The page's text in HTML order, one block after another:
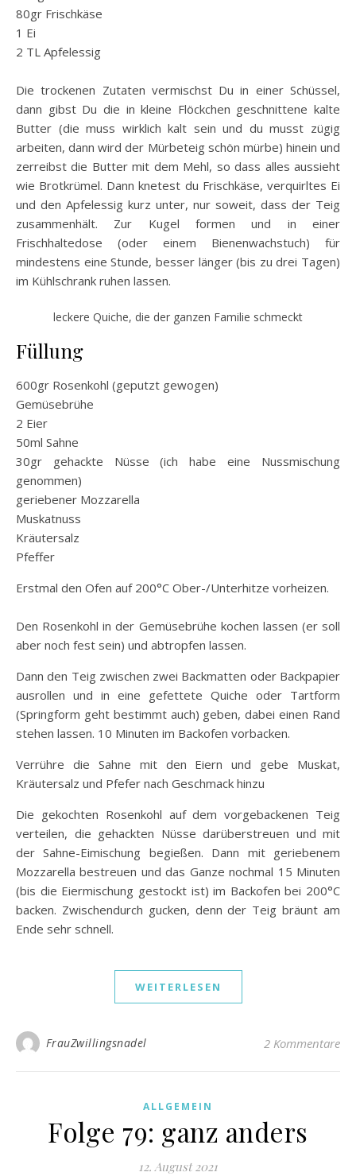
80gr Frischkäse
1 Ei
2 TL Apfelessig
Die trockenen Zutaten vermischst Du in einer Schüssel,
dann gibst Du die in kleine Flöckchen geschnittene kalte
Butter (die muss wirklich kalt sein und du musst zügig
arbeiten, dann wird der Mürbeteig schön mürbe) hinein und
zerreibst die Butter mit dem Mehl, so dass alles aussieht
wie Brotkrümel. Dann knetest du Frischkäse, verquirltes Ei
und den Apfelessig kurz unter, nur soweit, dass der Teig
zusammenhält. Zur Kugel formen und in einer
Frischhaltedose (oder einem Bienenwachstuch) für
mindestens eine Stunde, besser länger (bis zu drei Tagen)
im Kühlschrank ruhen lassen.
leckere Quiche, die der ganzen Familie schmeckt
Füllung
600gr Rosenkohl (geputzt gewogen)
Gemüsebrühe
2 Eier
50ml Sahne
30gr gehackte Nüsse (ich habe eine Nussmischung
genommen)
geriebener Mozzarella
Muskatnuss
Kräutersalz
Pfeffer
Erstmal den Ofen auf 200°C Ober-/Unterhitze vorheizen.
Den Rosenkohl in der Gemüsebrühe kochen lassen (er soll
aber noch fest sein) und abtropfen lassen.
Dann den Teig zwischen zwei Backmatten oder Backpapier
ausrollen und in eine gefettete Quiche oder Tartform
(Springform geht bestimmt auch) geben, dabei einen Rand
stehen lassen. 10 Minuten im Backofen vorbacken.
Verrühre die Sahne mit den Eiern und gebe Muskat,
Kräutersalz und Pfefer nach Geschmack hinzu
Die gekochten Rosenkohl auf dem vorgebackenen Teig
verteilen, die gehackten Nüsse darüberstreuen und mit
der Sahne-Eimischung begießen. Dann mit geriebenem
Mozzarella bestreuen und das Ganze nochmal 15 Minuten
(bis die Eiermischung gestockt ist) im Backofen bei 200°C
backen. Zwischendurch gucken, denn der Teig bräunt am
Ende sehr schnell.
WEITERLESEN
FrauZwillingsnadel 2 Kommentare
ALLGEMEIN
Folge 79: ganz anders
12. August 2021